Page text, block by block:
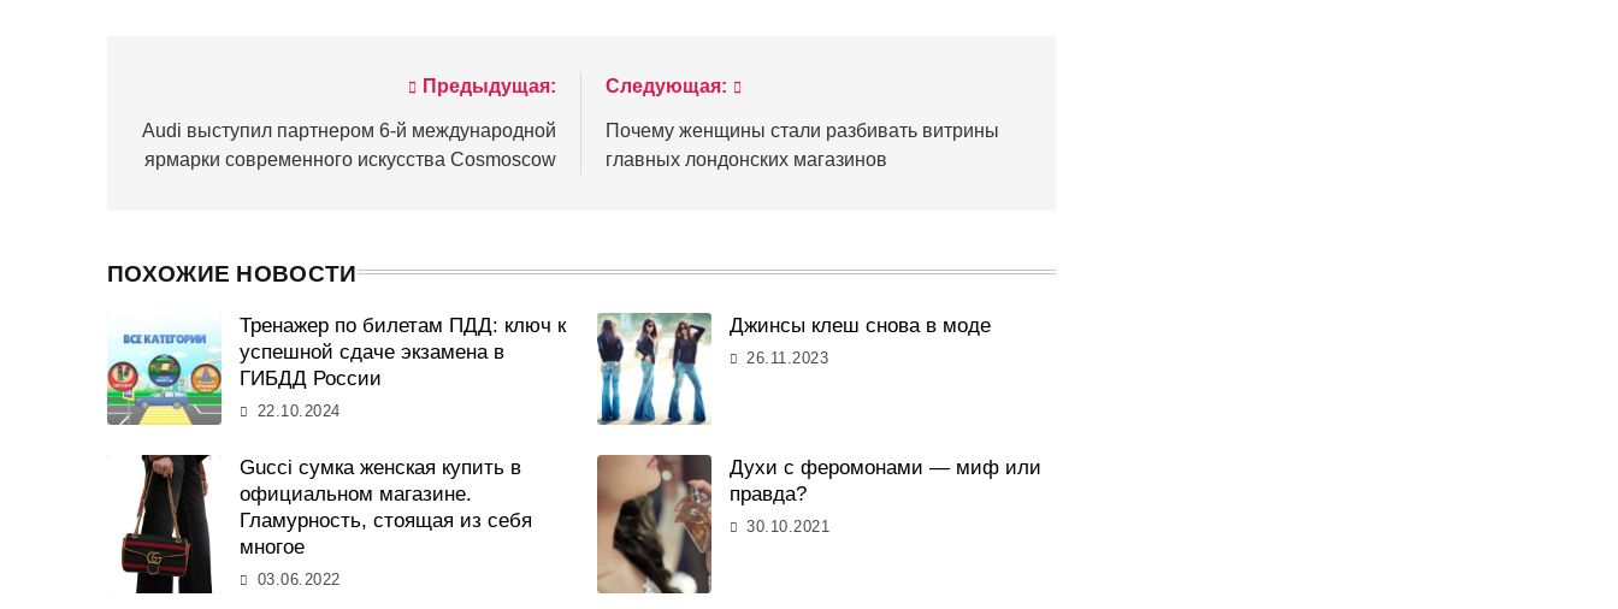
по
записям
Предыдущая:
Audi выступил партнером 6-й международной
ярмарки современного искусства Cosmoscow
Следующая:
Почему женщины стали разбивать витрины
главных лондонских магазинов
ПОХОЖИЕ НОВОСТИ
Тренажер по билетам ПДД: ключ к
успешной сдаче экзамена в
ГИБДД России
22.10.2024
Джинсы клеш снова в моде
26.11.2023
Gucci сумка женская купить в
официальном магазине.
Гламурность, стоящая из себя
многое
03.06.2022
Духи с феромонами — миф или
правда?
30.10.2021